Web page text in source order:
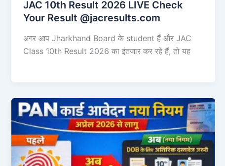
JAC 10th Result 2026 LIVE Check
Your Result @jacresults.com
अगर आप Jharkhand Board के student हैं और JAC
Class 10th Result 2026 का इंतजार कर रहे हैं, तो यह